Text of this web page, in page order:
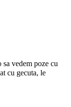
vedem poze cu
cu gecuta, le